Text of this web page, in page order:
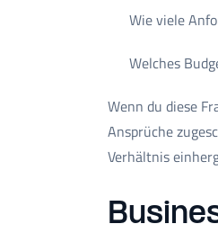
Wie viele
Welches
Wenn du diese
Ansprüche
Verhältnis